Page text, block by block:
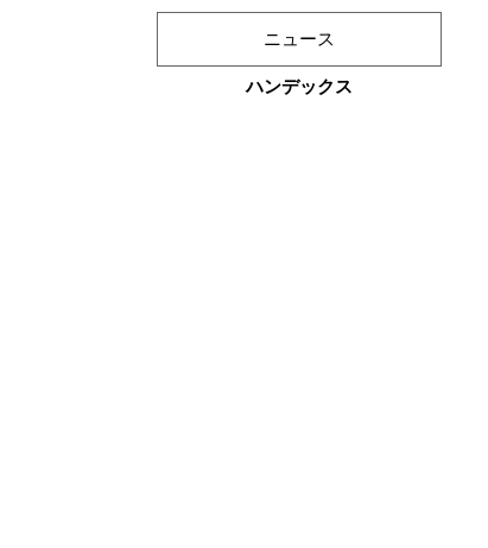
ニュース